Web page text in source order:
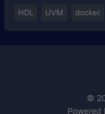
HDL UVM docker
©
Powered